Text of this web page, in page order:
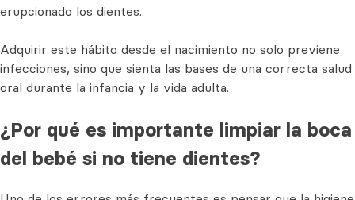
erupcionado los dientes.
Adquirir este hábito desde el nacimiento no solo previene
infecciones, sino que sienta las bases de una correcta salud
oral durante la infancia y la vida adulta.
¿Por qué es importante limpiar la boca
del bebé si no tiene dientes?